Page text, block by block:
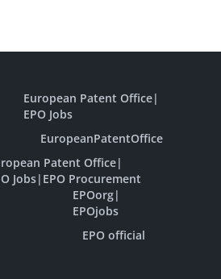
European Patent Office|
EPO Jobs
EuropeanPatentOffice
Patent Office|
Jobs| EPO Procurement
EPOorg|
EPOjobs
EPO official